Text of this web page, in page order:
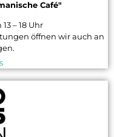
Café"
– 18 Uhr
öffnen wir auch an